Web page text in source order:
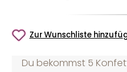
Zur Wunschliste
Du bekommst 5